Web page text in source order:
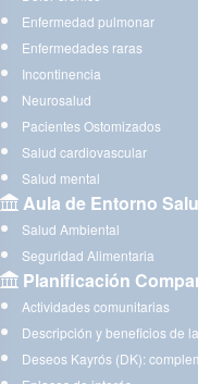
Enfermedad pulmonar
Enfermedades raras
Incontinencia
Neurosalud
Pacientes Ostomizados
Salud cardiovascular
Salud mental
Aula de Entorno
Salud Ambiental
Seguridad Alimentaria
Planificación
Actividades comunitarias
Descripción y beneficios de
Deseos Kayrós (DK):